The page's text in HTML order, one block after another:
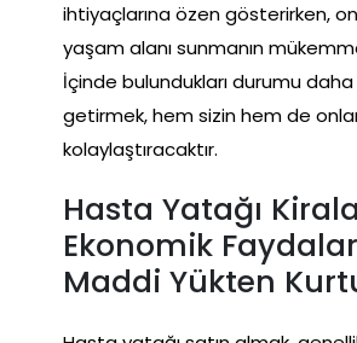
ihtiyaçlarına özen gösterirken,
yaşam alanı sunmanın
İçinde bulundukları durumu
getirmek, hem sizin hem de
kolaylaştıracaktır.
Hasta Yatağı
Ekonomik
Maddi Yükten